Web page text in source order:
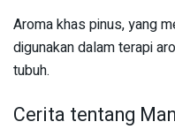
Aroma khas pinus, yang
digunakan dalam terapi
tubuh.
Cerita tentang